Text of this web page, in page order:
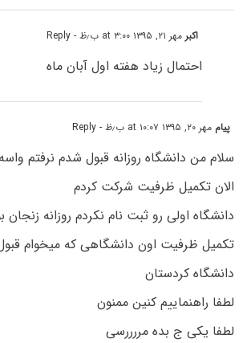
اکبرمهر ۲۱, ۱۳۹۵ at ۳:۰۰ ب٫ظ - Reply
احتمال زیاد هفته اول آبان ماه
پیام مهر ۲۰, ۱۳۹۵ at ۱۰:۰۷ ب٫ظ - Reply
سلام من دانشگاه روزانه قبول شدم نرفتم
الان تکمیل ظرفیت شرکت کردم
دانشگاه اولی رو ثبت نام نکردم روزانه زنجان
تکمیل ظرفیت اون دانشگاهی که میخوام
دانشگاه کردستان
لطفا راهنماییم کنین ممنون
لطفا یکی ج بده مررررسی